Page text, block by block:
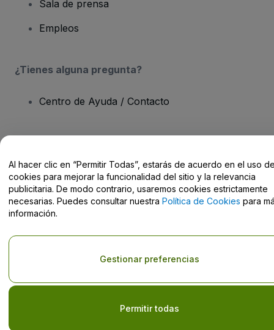
Sala de prensa
Empleos
¿Tienes alguna pregunta?
Centro de Ayuda / Contacto
Derechos reservados © viagogo GmbH 2026
Datos de la Empresa
El uso de este sitio web constituye la aceptación de los Términos y
Condiciones, de laPolítica de Privacidad, de laPolítica de Cookies
y de laPolítica de Privacidad para Móviles
No compartir mi información personal ni tus opciones de
Al hacer clic en “Permitir Todas”, estarás de acuerdo en el uso
cookies para mejorar la funcionalidad del sitio y la relevancia
publicitaria. De modo contrario, usaremos cookies estrictamente
necesarias. Puedes consultar nuestra Política de Cookies para
información.
Permitir todas
Gestionar preferencias